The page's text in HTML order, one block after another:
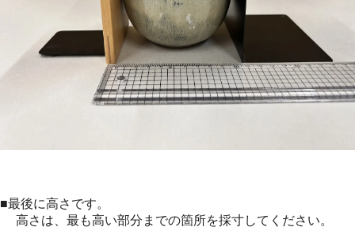
■最後に高さです。
高さは、最も高い部分までの箇所を採寸してください。